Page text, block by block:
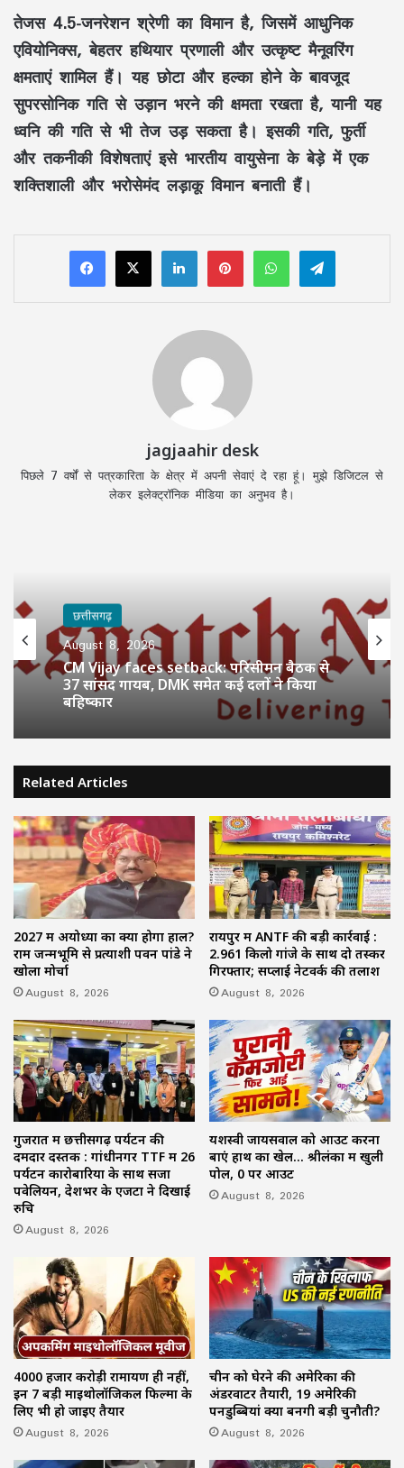
तेजस 4.5-जनरेशन श्रेणी का विमान है, जिसमें आधुनिक
एवियोनिक्स, बेहतर हथियार प्रणाली और उत्कृष्ट मैनूवरिंग
क्षमताएं शामिल हैं। यह छोटा और हल्का होने के बावजूद
सुपरसोनिक गति से उड़ान भरने की क्षमता रखता है, यानी यह
ध्वनि की गति से भी तेज उड़ सकता है। इसकी गति, फुर्ती
और तकनीकी विशेषताएं इसे भारतीय वायुसेना के बेड़े में एक
शक्तिशाली और भरोसेमंद लड़ाकू विमान बनाती हैं।
LinkedInPinterestWhatsAppTelegram
jagjaahir desk
पिछले 7 वर्षों से पत्रकारिता के क्षेत्र में अपनी सेवाएं दे रहा हूं। मुझे डिजिटल से
लेकर इलेक्ट्रॉनिक मीडिया का अनुभव है।
छत्तीसगढ़
August 8, 2026
CM Vijay faces setback: परिसीमन बैठक से
37 सांसद गायब, DMK समेत कई दलों ने किया
बहिष्कार
Related Articles
2027 में अयोध्या का क्या होगा हाल?
राम जन्मभूमि से प्रत्याशी पवन पांडे ने
खोला मोर्चा
August 8, 2026
रायपुर में ANTF की बड़ी कार्रवाई :
2.961 किलो गांजे के साथ दो तस्कर
गिरफ्तार; सप्लाई नेटवर्क की तलाश
August 8, 2026
गुजरात में छत्तीसगढ़ पर्यटन की
दमदार दस्तक : गांधीनगर TTF में 26
पर्यटन कारोबारियों के साथ सजा
पवेलियन, देशभर के एजेंटों ने दिखाई
रुचि
August 8, 2026
यशस्वी जायसवाल को आउट करना
बाएं हाथ का खेल… श्रीलंका में खुली
पोल, 0 पर आउट
August 8, 2026
4000 हजार करोड़ी रामायण ही नहीं,
इन 7 बड़ी माइथोलॉजिकल फिल्मों के
लिए भी हो जाइए तैयार
August 8, 2026
चीन को घेरने की अमेरिका की
अंडरवाटर तैयारी, 19 अमेरिकी
पनडुब्बियां क्यों बनेंगी बड़ी चुनौती?
August 8, 2026